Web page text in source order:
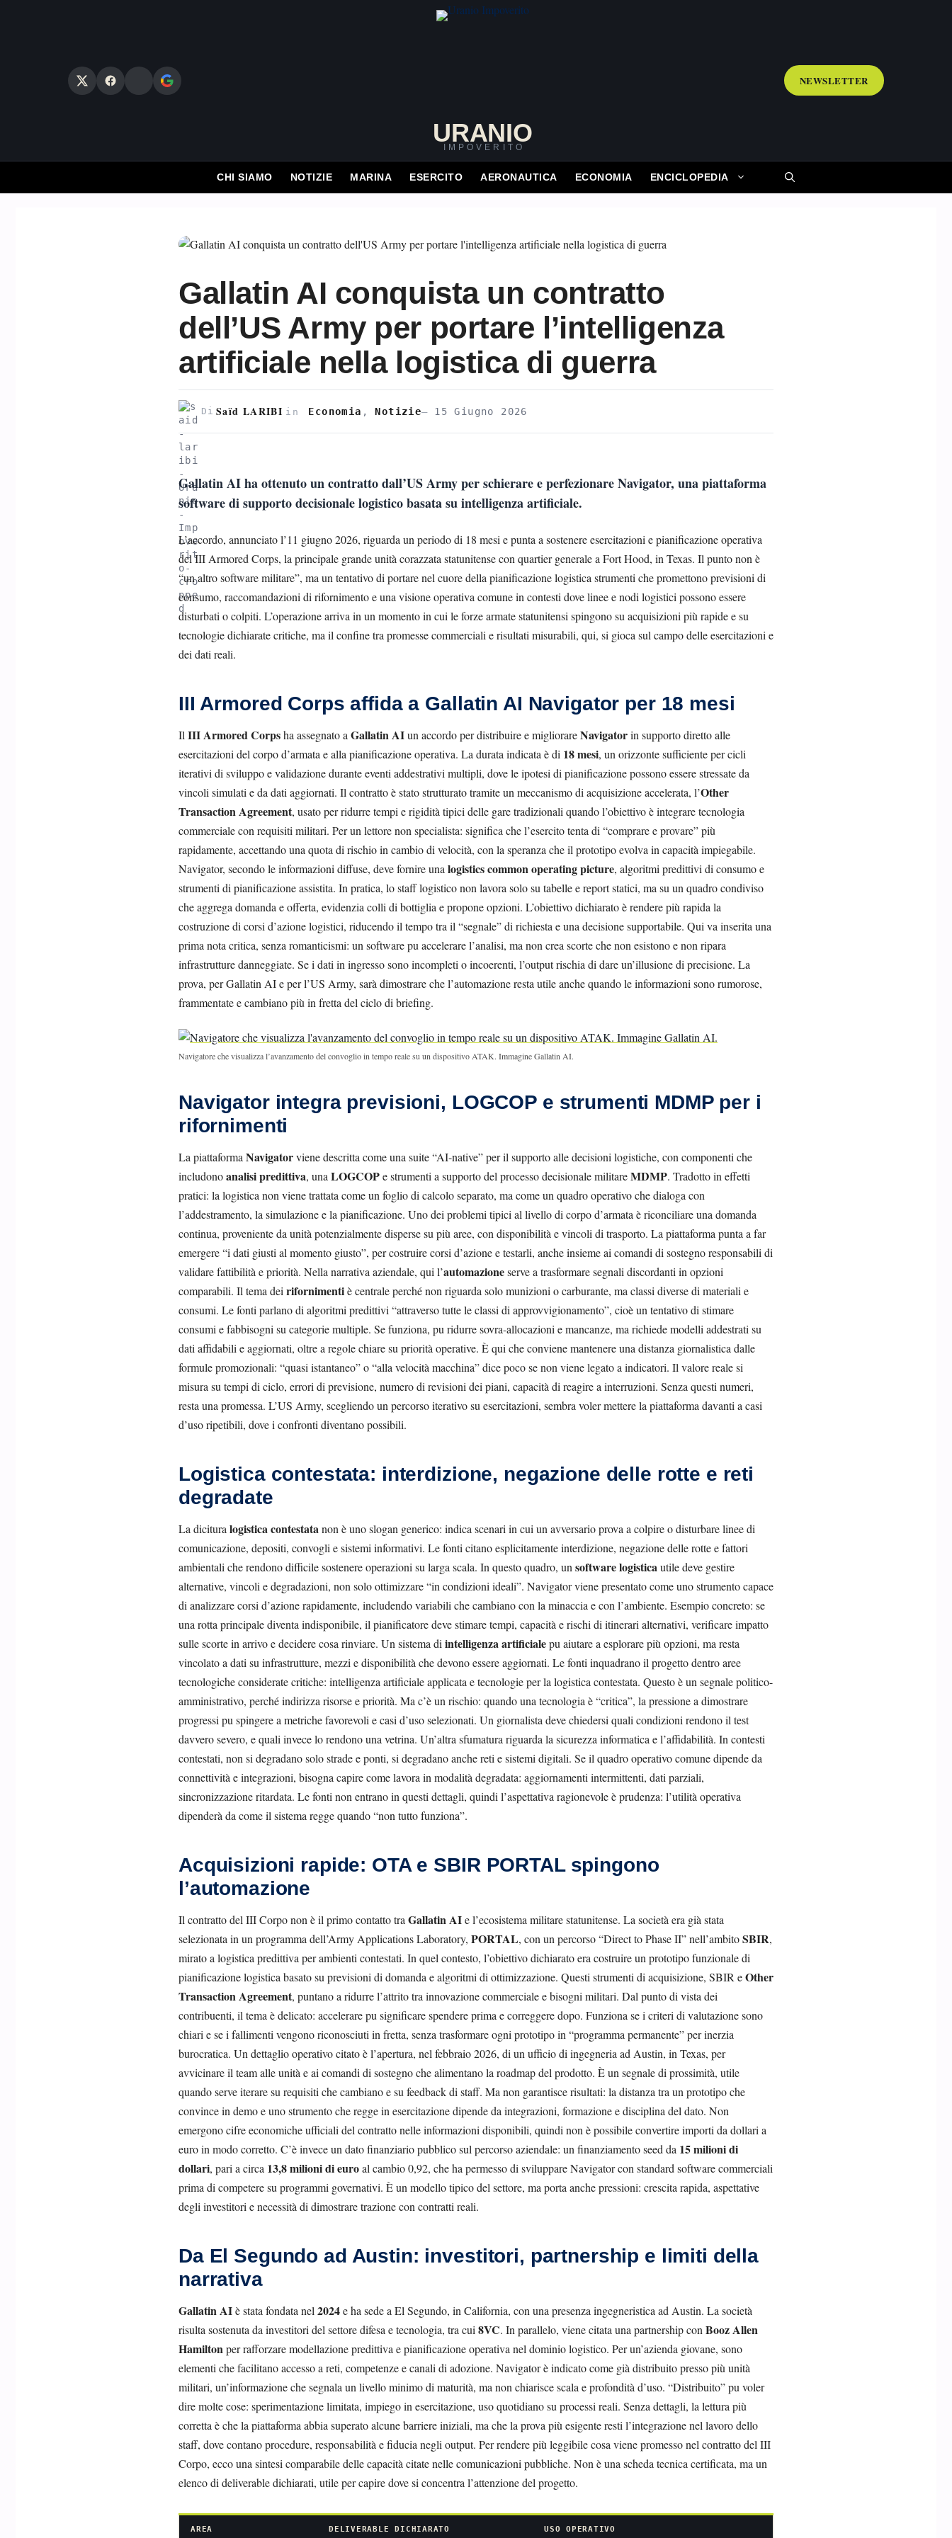
URANIO
IMPOVERITO
NEWSLETTER
CHI SIAMO NOTIZIE MARINA ESERCITO AERONAUTICA ECONOMIA ENCICLOPEDIA
Gallatin AI conquista un contratto
dell’US Army per portare l’intelligenza
artificiale nella logistica di guerra
15 Giugno 2026
Di Saïd LARIBI in Economia ,Notizie
Gallatin AI ha ottenuto un contratto dall’US Army per schierare e perfezionare Navigator, una piattaforma
software di supporto decisionale logistico basata su intelligenza artificiale.
L’accordo, annunciato l’11 giugno 2026, riguarda un periodo di 18 mesi e punta a sostenere esercitazioni e pianificazione operativa
del III Armored Corps, la principale grande unità corazzata statunitense con quartier generale a Fort Hood, in Texas. Il punto non è
“un altro software militare”, ma un tentativo di portare nel cuore della pianificazione logistica strumenti che promettono previsioni di
consumo, raccomandazioni di rifornimento e una visione operativa comune in contesti dove linee e nodi logistici possono essere
disturbati o colpiti. L’operazione arriva in un momento in cui le forze armate statunitensi spingono su acquisizioni più rapide e su
tecnologie dichiarate critiche, ma il confine tra promesse commerciali e risultati misurabili, qui, si gioca sul campo delle esercitazioni e
dei dati reali.
III Armored Corps affida a Gallatin AI Navigator per 18 mesi
Il III Armored Corpsha assegnato a Gallatin AIun accordo per distribuire e migliorareNavigatorin supporto diretto alle
esercitazioni del corpo d’armata e alla pianificazione operativa. La durata indicata è di 18 mesi, un orizzonte sufficiente per cicli
iterativi di sviluppo e validazione durante eventi addestrativi multipli, dove le ipotesi di pianificazione possono essere stressate da
vincoli simulati e da dati aggiornati. Il contratto è stato strutturato tramite un meccanismo di acquisizione accelerata, l’Other
Transaction Agreement, usato per ridurre tempi e rigidità tipici delle gare tradizionali quando l’obiettivo è integrare tecnologia
commerciale con requisiti militari. Per un lettore non specialista: significa che l’esercito tenta di “comprare e provare” più
rapidamente, accettando una quota di rischio in cambio di velocità, con la speranza che il prototipo evolva in capacità impiegabile.
Navigator, secondo le informazioni diffuse, deve fornire una logistics common operating picture, algoritmi predittivi di consumo e
strumenti di pianificazione assistita. In pratica, lo staff logistico non lavora solo su tabelle e report statici, ma su un quadro condiviso
che aggrega domanda e offerta, evidenzia colli di bottiglia e propone opzioni. L’obiettivo dichiarato è rendere più rapida la
costruzione di corsi d’azione logistici, riducendo il tempo tra il “segnale” di richiesta e una decisione supportabile. Qui va inserita una
prima nota critica, senza romanticismi: un software pu accelerare l’analisi, ma non crea scorte che non esistono e non ripara
infrastrutture danneggiate. Se i dati in ingresso sono incompleti o incoerenti, l’output rischia di dare un’illusione di precisione. La
prova, per Gallatin AI e per l’US Army, sarà dimostrare che l’automazione resta utile anche quando le informazioni sono rumorose,
frammentate e cambiano più in fretta del ciclo di briefing.
Navigatore che visualizza l’avanzamento del convoglio in tempo reale su un dispositivo ATAK. Immagine Gallatin AI.
Navigator integra previsioni, LOGCOP e strumenti MDMP per i
rifornimenti
La piattaforma Navigatorviene descritta come una suite “AI-native” per il supporto alle decisioni logistiche, con componenti che
includonoanalisi predittiva, una LOGCOPe strumenti a supporto del processo decisionale militareMDMP. Tradotto in effetti
pratici: la logistica non viene trattata come un foglio di calcolo separato, ma come un quadro operativo che dialoga con
l’addestramento, la simulazione e la pianificazione. Uno dei problemi tipici al livello di corpo d’armata è riconciliare una domanda
continua, proveniente da unità potenzialmente disperse su più aree, con disponibilità e vincoli di trasporto. La piattaforma punta a far
emergere “i dati giusti al momento giusto”, per costruire corsi d’azione e testarli, anche insieme ai comandi di sostegno responsabili di
validare fattibilità e priorità. Nella narrativa aziendale, qui l’automazioneserve a trasformare segnali discordanti in opzioni
comparabili. Il tema dei rifornimentiè centrale perché non riguarda solo munizioni o carburante, ma classi diverse di materiali e
consumi. Le fonti parlano di algoritmi predittivi “attraverso tutte le classi di approvvigionamento”, cioè un tentativo di stimare
consumi e fabbisogni su categorie multiple. Se funziona, pu ridurre sovra-allocazioni e mancanze, ma richiede modelli addestrati su
dati affidabili e aggiornati, oltre a regole chiare su priorità operative. È qui che conviene mantenere una distanza giornalistica dalle
formule promozionali: “quasi istantaneo” o “alla velocità macchina” dice poco se non viene legato a indicatori. Il valore reale si
misura su tempi di ciclo, errori di previsione, numero di revisioni dei piani, capacità di reagire a interruzioni. Senza questi numeri,
resta una promessa. L’US Army, scegliendo un percorso iterativo su esercitazioni, sembra voler mettere la piattaforma davanti a casi
d’uso ripetibili, dove i confronti diventano possibili.
Logistica contestata: interdizione, negazione delle rotte e reti
degradate
La dicitura logistica contestatanon è uno slogan generico: indica scenari in cui un avversario prova a colpire o disturbare linee di
comunicazione, depositi, convogli e sistemi informativi. Le fonti citano esplicitamente interdizione, negazione delle rotte e fattori
ambientali che rendono difficile sostenere operazioni su larga scala. In questo quadro, un software logisticautile deve gestire
alternative, vincoli e degradazioni, non solo ottimizzare “in condizioni ideali”. Navigator viene presentato come uno strumento capace
di analizzare corsi d’azione rapidamente, includendo variabili che cambiano con la minaccia e con l’ambiente. Esempio concreto: se
una rotta principale diventa indisponibile, il pianificatore deve stimare tempi, capacità e rischi di itinerari alternativi, verificare impatto
sulle scorte in arrivo e decidere cosa rinviare. Un sistema di intelligenza artificialepu aiutare a esplorare più opzioni, ma resta
vincolato a dati su infrastrutture, mezzi e disponibilità che devono essere aggiornati. Le fonti inquadrano il progetto dentro aree
tecnologiche considerate critiche: intelligenza artificiale applicata e tecnologie per la logistica contestata. Questo è un segnale politico-
amministrativo, perché indirizza risorse e priorità. Ma c’è un rischio: quando una tecnologia è “critica”, la pressione a dimostrare
progressi pu spingere a metriche favorevoli e casi d’uso selezionati. Un giornalista deve chiedersi quali condizioni rendono il test
davvero severo, e quali invece lo rendono una vetrina. Un’altra sfumatura riguarda la sicurezza informatica e l’affidabilità. In contesti
contestati, non si degradano solo strade e ponti, si degradano anche reti e sistemi digitali. Se il quadro operativo comune dipende da
connettività e integrazioni, bisogna capire come lavora in modalità degradata: aggiornamenti intermittenti, dati parziali,
sincronizzazione ritardata. Le fonti non entrano in questi dettagli, quindi l’aspettativa ragionevole è prudenza: l’utilità operativa
dipenderà da come il sistema regge quando “non tutto funziona”.
Acquisizioni rapide: OTA e SBIR PORTAL spingono
l’automazione
Il contratto del III Corpo non è il primo contatto tra Gallatin AIe l’ecosistema militare statunitense. La società era già stata
selezionata in un programma dell’Army Applications Laboratory, PORTAL, con un percorso “Direct to Phase II” nell’ambitoSBIR,
mirato a logistica predittiva per ambienti contestati. In quel contesto, l’obiettivo dichiarato era costruire un prototipo funzionale di
pianificazione logistica basato su previsioni di domanda e algoritmi di ottimizzazione. Questi strumenti di acquisizione, SBIR eOther
Transaction Agreement, puntano a ridurre l’attrito tra innovazione commerciale e bisogni militari. Dal punto di vista dei
contribuenti, il tema è delicato: accelerare pu significare spendere prima e correggere dopo. Funziona se i criteri di valutazione sono
chiari e se i fallimenti vengono riconosciuti in fretta, senza trasformare ogni prototipo in “programma permanente” per inerzia
burocratica. Un dettaglio operativo citato è l’apertura, nel febbraio 2026, di un ufficio di ingegneria ad Austin, in Texas, per
avvicinare il team alle unità e ai comandi di sostegno che alimentano la roadmap del prodotto. È un segnale di prossimità, utile
quando serve iterare su requisiti che cambiano e su feedback di staff. Ma non garantisce risultati: la distanza tra un prototipo che
convince in demo e uno strumento che regge in esercitazione dipende da integrazioni, formazione e disciplina del dato. Non
emergono cifre economiche ufficiali del contratto nelle informazioni disponibili, quindi non è possibile convertire importi da dollari a
euro in modo corretto. C’è invece un dato finanziario pubblico sul percorso aziendale: un finanziamento seed da 15 milioni di
dollari, pari a circa 13,8 milioni di euroal cambio 0,92, che ha permesso di sviluppare Navigator con standard software commerciali
prima di competere su programmi governativi. È un modello tipico del settore, ma porta anche pressioni: crescita rapida, aspettative
degli investitori e necessità di dimostrare trazione con contratti reali.
Da El Segundo ad Austin: investitori, partnership e limiti della
narrativa
Gallatin AIè stata fondata nel 2024e ha sede a El Segundo, in California, con una presenza ingegneristica ad Austin. La società
risulta sostenuta da investitori del settore difesa e tecnologia, tra cui 8VC. In parallelo, viene citata una partnership con Booz Allen
Hamiltonper rafforzare modellazione predittiva e pianificazione operativa nel dominio logistico. Per un’azienda giovane, sono
elementi che facilitano accesso a reti, competenze e canali di adozione. Navigator è indicato come già distribuito presso più unità
militari, un’informazione che segnala un livello minimo di maturità, ma non chiarisce scala e profondità d’uso. “Distribuito” pu voler
dire molte cose: sperimentazione limitata, impiego in esercitazione, uso quotidiano su processi reali. Senza dettagli, la lettura più
corretta è che la piattaforma abbia superato alcune barriere iniziali, ma che la prova più esigente resti l’integrazione nel lavoro dello
staff, dove contano procedure, responsabilità e fiducia negli output. Per rendere più leggibile cosa viene promesso nel contratto del III
Corpo, ecco una sintesi comparabile delle capacità citate nelle comunicazioni pubbliche. Non è una scheda tecnica certificata, ma un
elenco di deliverable dichiarati, utile per capire dove si concentra l’attenzione del progetto.
AREA DELIVERABLE DICHIARATO USO OPERATIVO